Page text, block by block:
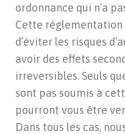
ordonnance qui n’a
Cette
d’éviter les risques
avoir des effets
irreversibles. Seuls
sont pas soumis à
pourront vous être
Dans tous les cas,